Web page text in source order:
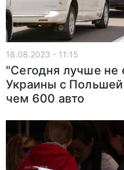
18.08.2023 - 11:15
"Сегодня лучше не
Украины с
чем 600 авто